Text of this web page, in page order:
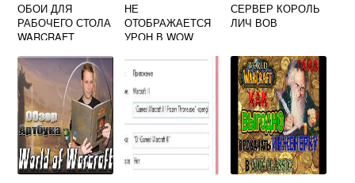
ОБОИ ДЛЯ
РАБОЧЕГО СТОЛА
WARCRAFT
НЕ
ОТОБРАЖАЕТСЯ
УРОН В WOW
СЕРВЕР КОРОЛЬ
ЛИЧ ВОВ